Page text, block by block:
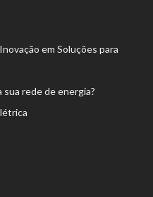
em Soluções para
rede de energia?